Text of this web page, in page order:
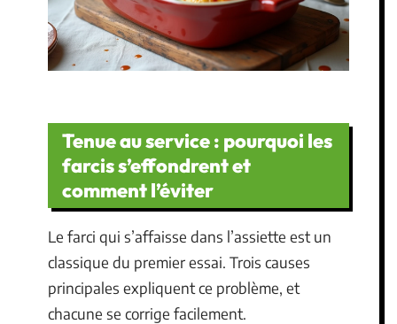
Tenue au service : pourquoi les
farcis s’effondrent et
comment l’éviter
Le farci qui s’affaisse dans l’assiette est un
classique du premier essai. Trois causes
principales expliquent ce problème, et
chacune se corrige facilement.